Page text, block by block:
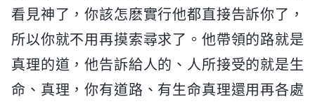
看見神了，你該怎麽實行他都直接告訴你了，
所以你就不用再摸索尋求了。他帶領的路就是
真理的道，他告訴給人的、人所接受的就是生
命、真理，你有道路、有生命真理還用再各處